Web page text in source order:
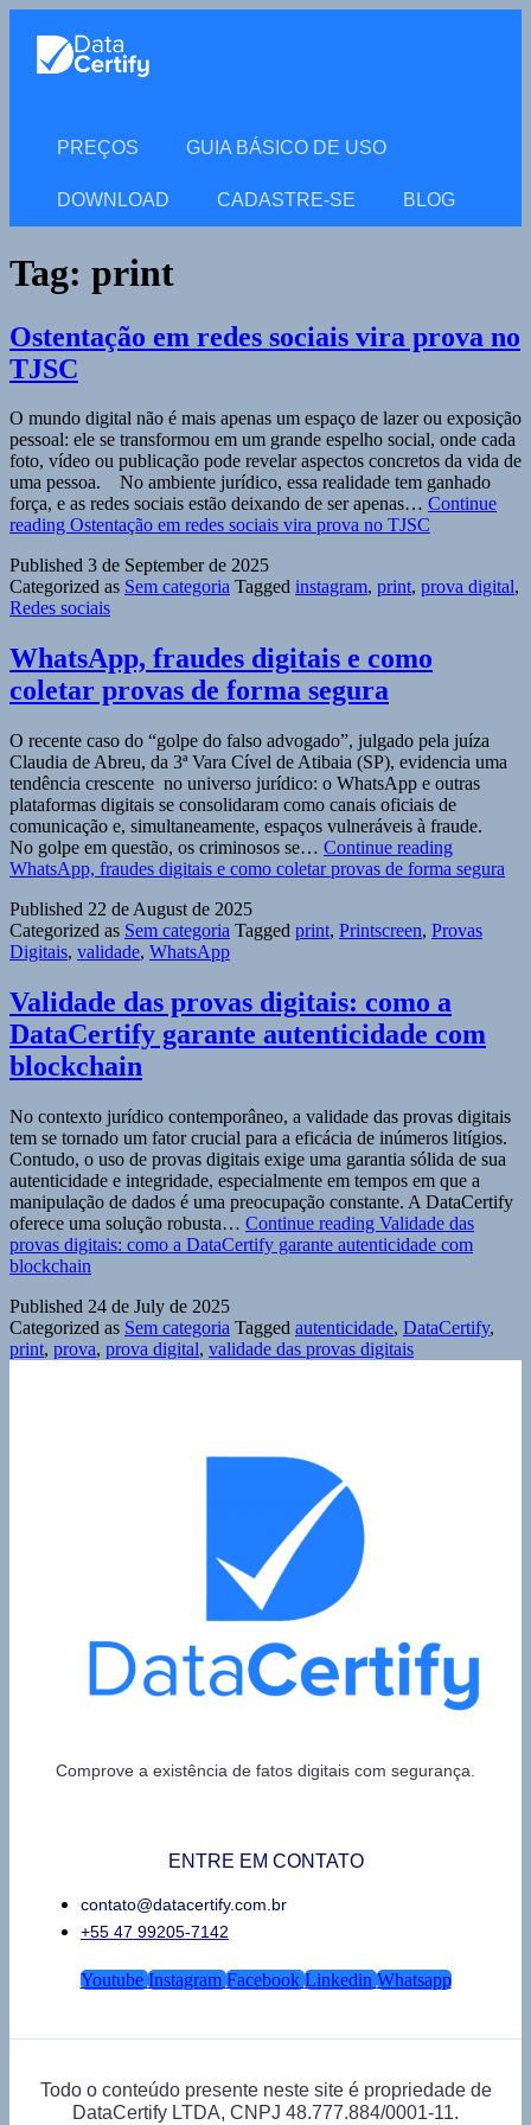
PREÇOS GUIA BÁSICO DE USO
DOWNLOAD CADASTRE-SE BLOG
Tag: print
Ostentação em redes sociais vira prova no
TJSC
O mundo digital não é mais apenas um espaço de lazer ou exposição
pessoal: ele se transformou em um grande espelho social, onde cada
foto, vídeo ou publicação pode revelar aspectos concretos da vida de
uma pessoa. No ambiente jurídico, essa realidade tem ganhado
força, e as redes sociais estão deixando de ser apenas… Continue
reading Ostentação em redes sociais vira prova no TJSC
Published 3 de September de 2025
Categorized as Sem categoria Tagged instagram, print, prova digital,
Redes sociais
WhatsApp, fraudes digitais e como
coletar provas de forma segura
O recente caso do “golpe do falso advogado”, julgado pela juíza
Claudia de Abreu, da 3ª Vara Cível de Atibaia (SP), evidencia uma
tendência crescente no universo jurídico: o WhatsApp e outras
plataformas digitais se consolidaram como canais oficiais de
comunicação e, simultaneamente, espaços vulneráveis à fraude.
No golpe em questão, os criminosos se… Continue reading
WhatsApp, fraudes digitais e como coletar provas de forma segura
Published 22 de August de 2025
Categorized as Sem categoria Tagged print, Printscreen, Provas
Digitais, validade, WhatsApp
Validade das provas digitais: como a
DataCertify garante autenticidade com
blockchain
No contexto jurídico contemporâneo, a validade das provas digitais
tem se tornado um fator crucial para a eficácia de inúmeros litígios.
Contudo, o uso de provas digitais exige uma garantia sólida de sua
autenticidade e integridade, especialmente em tempos em que a
manipulação de dados é uma preocupação constante. A DataCertify
oferece uma solução robusta… Continue reading Validade das
provas digitais: como a DataCertify garante autenticidade com
blockchain
Published 24 de July de 2025
Categorized as Sem categoria Tagged autenticidade, DataCertify,
print, prova, prova digital, validade das provas digitais
Comprove a existência de fatos digitais com segurança.
ENTRE EM CONTATO
contato@datacertify.com.br
+55 47 99205-7142
Youtube Instagram Facebook Linkedin Whatsapp
Todo o conteúdo presente neste site é propriedade de
DataCertify LTDA, CNPJ 48.777.884/0001-11.